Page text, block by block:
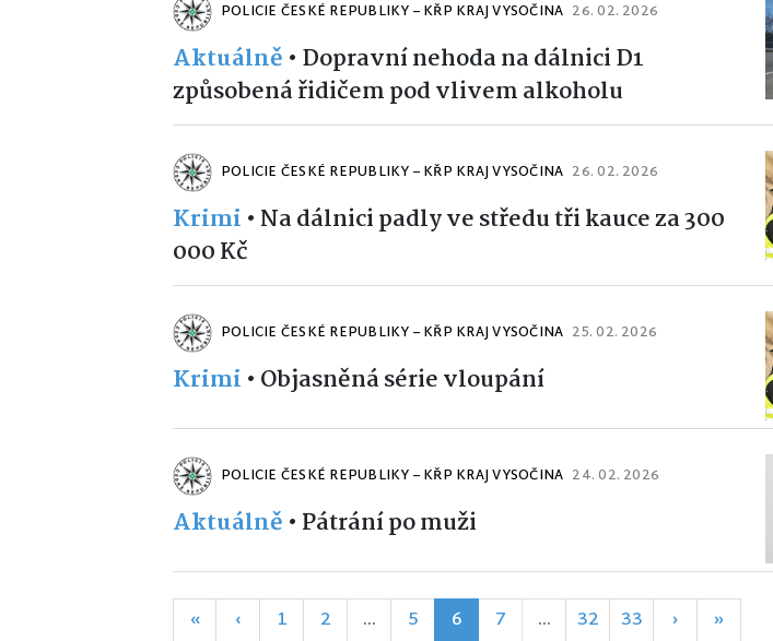
POLICIE ČESKÉ REPUBLIKY – KŘP KRAJ VYSOČINA 26. 02. 2026
Aktuálně • Dopravní nehoda na dálnici D1
způsobená řidičem pod vlivem alkoholu
POLICIE ČESKÉ REPUBLIKY – KŘP KRAJ VYSOČINA 26. 02. 2026
Krimi • Na dálnici padly ve středu tři kauce za 300
000 Kč
POLICIE ČESKÉ REPUBLIKY – KŘP KRAJ VYSOČINA 25. 02. 2026
Krimi • Objasněná série vloupání
POLICIE ČESKÉ REPUBLIKY – KŘP KRAJ VYSOČINA 24. 02. 2026
Aktuálně • Pátrání po muži
« ‹ 1 2 ... 5 6 7 ... 32 33 › »